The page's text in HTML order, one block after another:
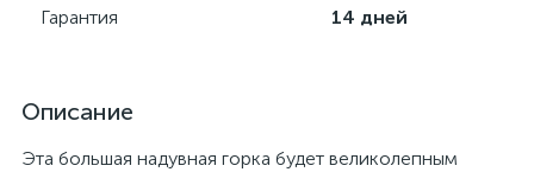
Гарантия
14 дней
Описание
Эта большая надувная горка будет великолепным